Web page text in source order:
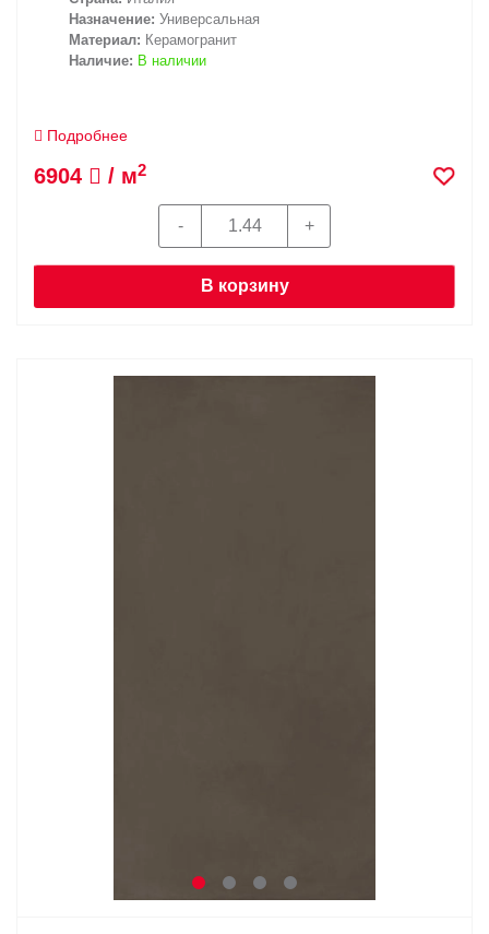
Назначение: Универсальная
Материал: Керамогранит
Наличие: В наличии
Подробнее
6904 / м2
В корзину